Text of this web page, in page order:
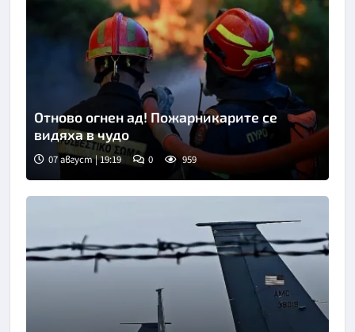
Снимка: АП/БТА
Отново огнен ад! Пожарникарите се
видяха в чудо
07 август | 19:19 0 959